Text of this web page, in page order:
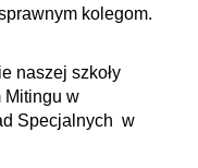
kolegom.
naszej szkoły
Mitingu w
Specjalnych w